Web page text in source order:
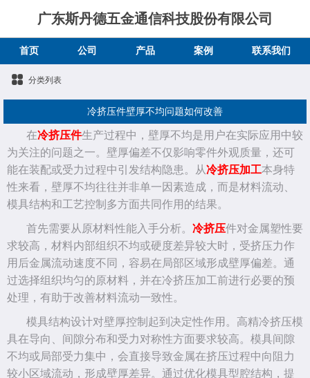
广东斯丹德五金通信科技股份有限公司
首页 公司 产品 案例 联系我们
分类列表
冷挤压件壁厚不均问题如何改善
在冷挤压件生产过程中，壁厚不均是用户在实际应用中较
为关注的问题之一。壁厚偏差不仅影响零件外观质量，还可
能在装配或受力过程中引发结构隐患。从冷挤压加工本身特
性来看，壁厚不均往往并非单一因素造成，而是材料流动、
模具结构和工艺控制多方面共同作用的结果。
首先需要从原材料性能入手分析。 冷挤压件对金属塑性要
求较高，材料内部组织不均或硬度差异较大时，受挤压力作
用后金属流动速度不同，容易在局部区域形成壁厚偏差。通
过选择组织均匀的原材料，并在冷挤压加工前进行必要的预
处理，有助于改善材料流动一致性。
模具结构设计对壁厚控制起到决定性作用。高精冷挤压模
具在导向、间隙分布和受力对称性方面要求较高。模具间隙
不均或局部受力集中，会直接导致金属在挤压过程中向阻力
较小区域流动，形成壁厚差异。通过优化模具型腔结构，提